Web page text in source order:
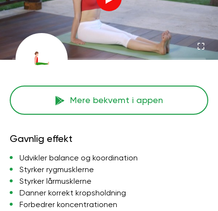
Mere bekvemt i appen
Gavnlig effekt
Udvikler balance og koordination
Styrker rygmusklerne
Styrker lårmusklerne
Danner korrekt kropsholdning
Forbedrer koncentrationen